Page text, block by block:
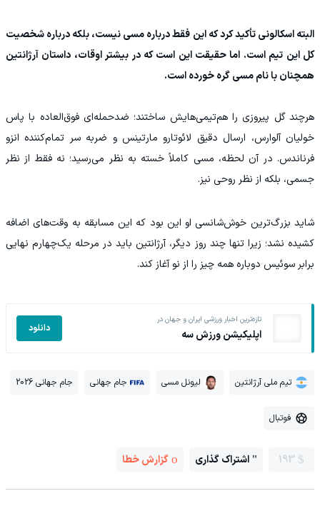
البته اسکالونی تأکید کرد که این فقط درباره مسی نیست، بلکه درباره شخصیت
کل این تیم است. اما حقیقت این است که در بیشتر اوقات، داستان آرژانتین
همچنان با نام مسی گره خورده است.
هرچند گل پیروزی را هم‌تیمی‌هایش ساختند؛ ضدحمله‌ای فوق‌العاده با پاس
خولیان آلوارس، ارسال دقیق لائوتارو مارتینس و ضربه سر تمام‌کننده انزو
فرناندس. در آن لحظه، مسی کاملاً خسته به نظر می‌رسید؛ نه فقط از نظر
جسمی، بلکه از نظر روحی نیز.
شاید بزرگ‌ترین خوش‌شانسی او این بود که این مسابقه به وقت‌های اضافه
کشیده نشد؛ زیرا تنها چند روز دیگر، آرژانتین باید در مرحله یک‌چهارم نهایی
برابر سوئیس دوباره همه چیز را از نو آغاز کند.
تازه‌ترین اخبار ورزشی ایران و جهان در
اپلیکیشن ورزش سه دانلود
تیم ملی آرژانتین لیونل مسی جام جهانی جام جهانی 2026
فوتبال
193 اشتراک گذاری گزارش خطا